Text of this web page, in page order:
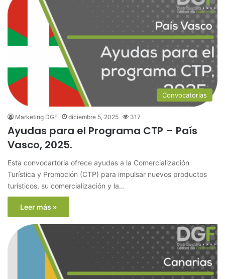
Convocatorias
Marketing DGF diciembre 5, 2025 317
Ayudas para el Programa CTP – País
Vasco, 2025.
Esta convocartoria ofrece ayudas a la Comercialización
Turística y Promoción (CTP) para impulsar nuevos productos
turísticos, su comercialización y la…
Leer más »